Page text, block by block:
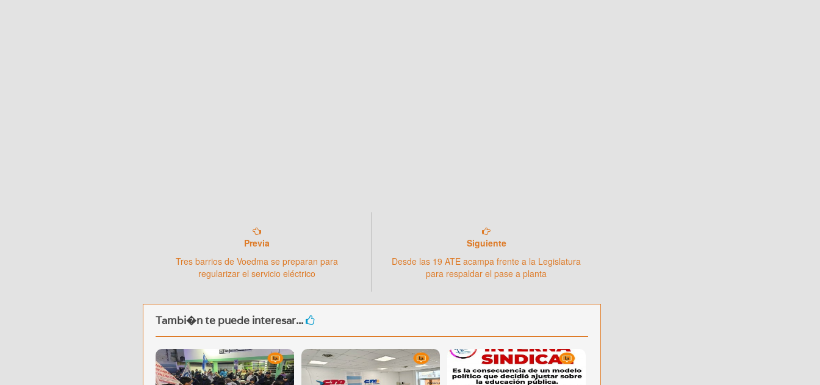
Previa
Tres barrios de Voedma se preparan para
regularizar el servicio eléctrico
Siguiente
Desde las 19 ATE acampa frente a la Legislatura
para respaldar el pase a planta
Tambi�n te puede interesar...